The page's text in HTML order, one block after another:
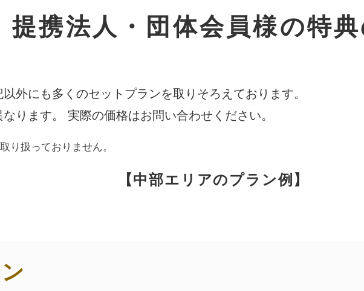
エンバーミング
検索
提携法人・団体会員様の特
外にも多くのセットプランを取りそろえております。
ります。 実際の価格はお問い合わせください。
り扱っておりません。
【中部エリアのプラン例】